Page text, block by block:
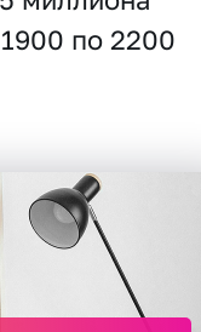
по 2200